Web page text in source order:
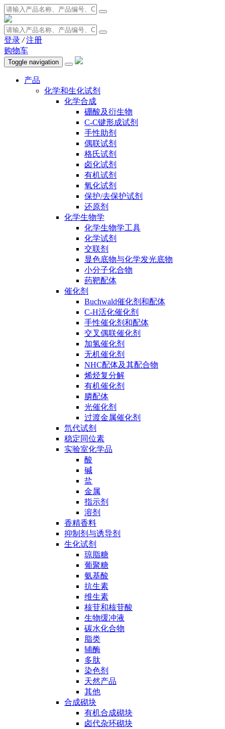
登录 / 注册
购物车
Toggle navigation
产品
化学和生化试剂
化学合成
硼酸及衍生物
C-C键形成试剂
手性助剂
偶联试剂
格氏试剂
卤化试剂
有机试剂
氧化试剂
保护/去保护试剂
还原剂
化学生物学
化学生物学工具
化学试剂
交联剂
显色底物与化学发光底物
小分子化合物
药靶配体
催化剂
Buchwald催化剂和配体
C-H活化催化剂
手性催化剂和配体
交叉偶联催化剂
加氢催化剂
无机催化剂
NHC配体及其配合物
烯烃复分解
有机催化剂
膦配体
光催化剂
过渡金属催化剂
氘代试剂
稳定同位素
实验室化学品
酸
碱
盐
金属
指示剂
溶剂
香精香料
抑制剂与诱导剂
生化试剂
琼脂糖
葡聚糖
氨基酸
抗生素
维生素
核苷和核苷酸
生物缓冲液
碳水化合物
脂类
辅酶
多肽
染色剂
天然产品
其他
合成砌块
有机合成砌块
卤代杂环砌块